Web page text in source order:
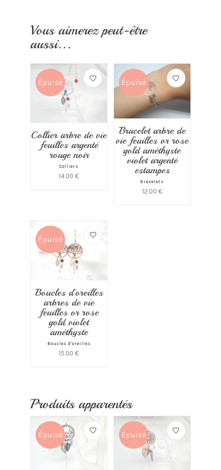
Vous aimerez peut-être
aussi…
Épuisé
Collier arbre de vie
feuilles argenté
rouge noir
Colliers
14.00 €
Épuisé
Bracelet arbre de
vie feuilles or rose
gold améthyste
violet argenté
estampes
Bracelets
12.00 €
Épuisé
Boucles d’oreilles
arbres de vie
feuilles or rose
gold violet
améthyste
Boucles d'oreilles
15.00 €
Produits apparentés
Épuisé Épuisé